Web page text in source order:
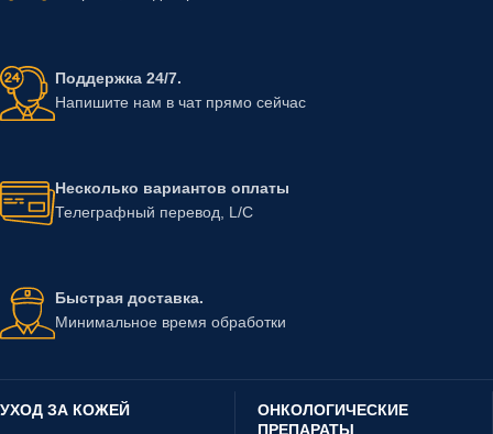
Поддержка 24/7.
Напишите нам в чат прямо сейчас
Несколько вариантов оплаты
Телеграфный перевод, L/C
Быстрая доставка.
Минимальное время обработки
УХОД ЗА КОЖЕЙ
ОНКОЛОГИЧЕСКИЕ
ПРЕПАРАТЫ